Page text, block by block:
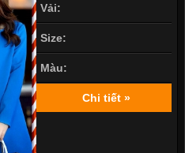
Vải:
Size:
Màu:
Chi tiết »